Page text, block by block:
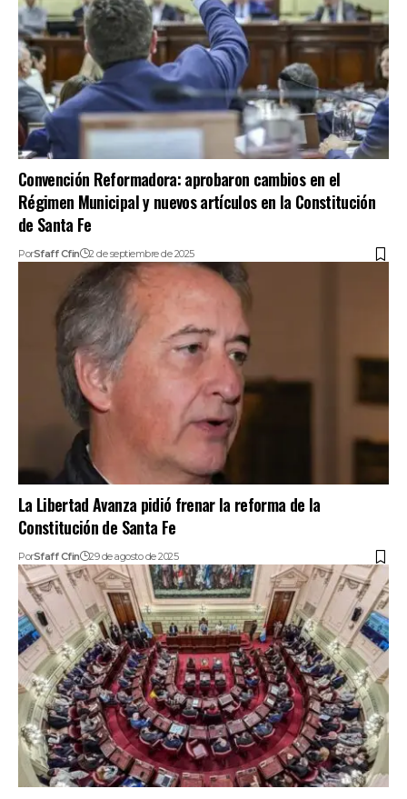
Convención Reformadora: aprobaron cambios en el
Régimen Municipal y nuevos artículos en la Constitución
de Santa Fe
PorSfaff Cfin 2 de septiembre de 2025
La Libertad Avanza pidió frenar la reforma de la
Constitución de Santa Fe
PorSfaff Cfin 29 de agosto de 2025